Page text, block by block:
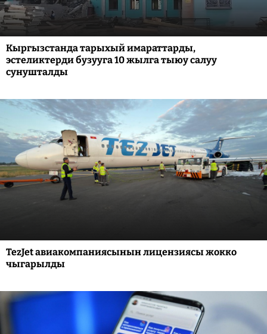
Кыргызстанда тарыхый имараттарды,
эстеликтерди бузууга 10 жылга тыюу салуу
сунушталды
TezJet авиакомпаниясынын лицензиясы жокко
чыгарылды